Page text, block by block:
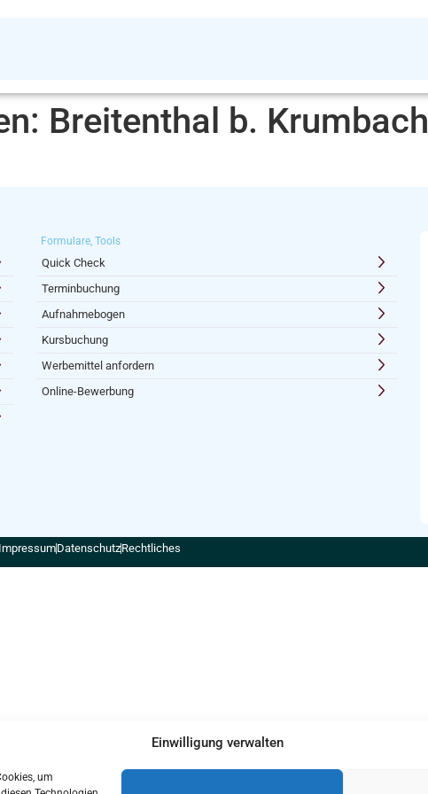
Einwilligung verwalten
um
Breitenthal b. Krumbach
Formulare, Tools
Quick Check
Terminbuchung
Aufnahmebogen
Kursbuchung
Werbemittel anfordern
Online-Bewerbung
ImpressumDatenschutzRechtliches